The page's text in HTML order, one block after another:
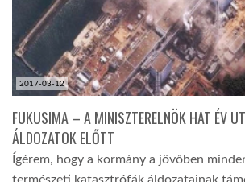
2017-03-12
FUKUSIMA – A MINISZTERELNÖK HAT ÉV
ÁLDOZATOK ELŐTT
Ígérem, hogy a kormány a jövőben